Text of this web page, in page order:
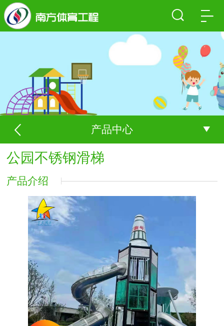
产品中心
公园不锈钢滑梯
产品介绍